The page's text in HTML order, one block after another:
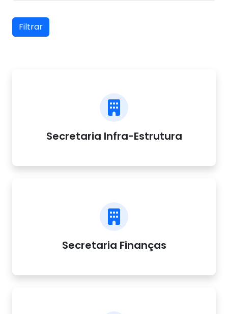
Filtrar
Secretaria Infra-Estrutura
Secretaria Finanças